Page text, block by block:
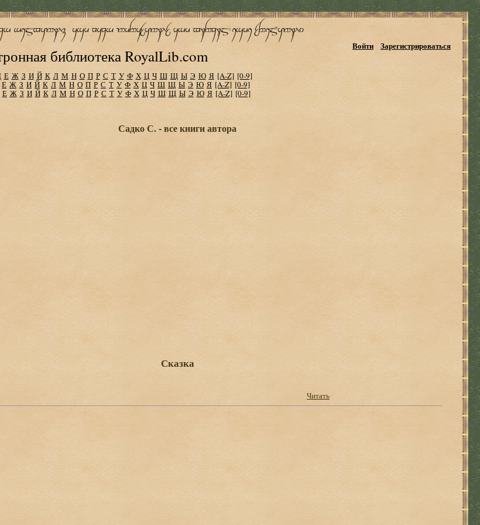
библиотека RoyalLib.com
Войти Зарегистрироваться
Е Ж З И Й К Л М Н О П Р С Т У Ф Х Ц Ч Ш Щ Ы Э Ю Я [A-Z] [0-9]
Е Ж З И Й К Л М Н О П Р С Т У Ф Х Ц Ч Ш Щ Ы Э Ю Я [A-Z] [0-9]
Е Ж З И Й К Л М Н О П Р С Т У Ф Х Ц Ч Ш Щ Ы Э Ю Я [A-Z] [0-9]
Садко С. - все книги автора
Сказка
Читать